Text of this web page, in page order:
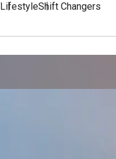
LifestyleShift Changers